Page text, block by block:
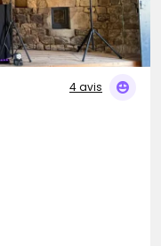
4 avis